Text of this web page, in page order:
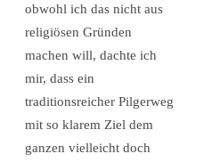
obwohl ich das nicht aus
religiösen Gründen
machen will, dachte ich
mir, dass ein
traditionsreicher Pilgerweg
mit so klarem Ziel dem
ganzen vielleicht doch